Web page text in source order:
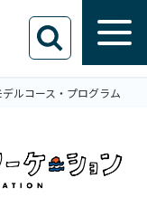
デルコース・プログラム